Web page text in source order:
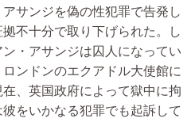
サンジを偽の性犯罪で告発し
不十分で取り下げられた。し
・アサンジは囚人になってい
ンドンのエクアドル大使館に
、英国政府によって獄中に拘
をいかなる犯罪でも起訴して